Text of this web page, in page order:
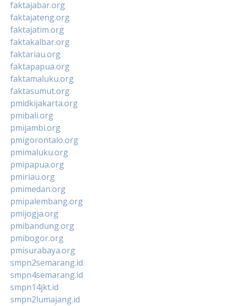
faktajabar.org
faktajateng.org
faktajatim.org
faktakalbar.org
faktariau.org
faktapapua.org
faktamaluku.org
faktasumut.org
pmidkijakarta.org
pmibali.org
pmijambi.org
pmigorontalo.org
pmimaluku.org
pmipapua.org
pmiriau.org
pmimedan.org
pmipalembang.org
pmijogja.org
pmibandung.org
pmibogor.org
pmisurabaya.org
smpn2semarang.id
smpn4semarang.id
smpn14jkt.id
smpn2lumajang.id